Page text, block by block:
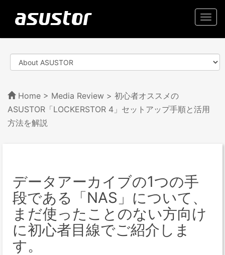
Home > Media Review > 初心者オススメの
ASUSTOR「LOCKERSTOR 4」セットアップ手順と活用
方法を解説
データアーカイブの1つの手
段である「NAS」について、
まだ使ったことのない方向け
に初心者目線でご紹介しま
す。